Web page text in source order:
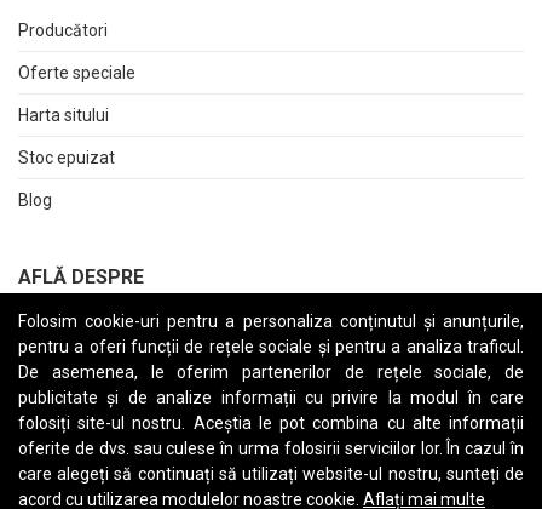
Folosim cookie-uri pentru a personaliza conținutul și anunțurile,
pentru a oferi funcții de rețele sociale și pentru a analiza traficul.
De asemenea, le oferim partenerilor de rețele sociale, de
publicitate și de analize informații cu privire la modul în care
folosiți site-ul nostru. Aceștia le pot combina cu alte informații
oferite de dvs. sau culese în urma folosirii serviciilor lor. În cazul în
care alegeți să continuați să utilizați website-ul nostru, sunteți de
acord cu utilizarea modulelor noastre cookie. Aflați mai multe
Producători
Oferte speciale
Harta sitului
Stoc epuizat
Blog
AFLĂ DESPRE
Returnări
Termeni și Condiții
Raport date personale
Cerere stergere cont